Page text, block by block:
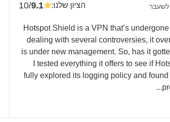
לשעבר הציון שלנו:
9.1
/10
Hotspot Shield is a VPN that’s
dealing with several controversies, it
is under new management. So, has it
I tested everything it offers to see if
fully explored its logging policy and